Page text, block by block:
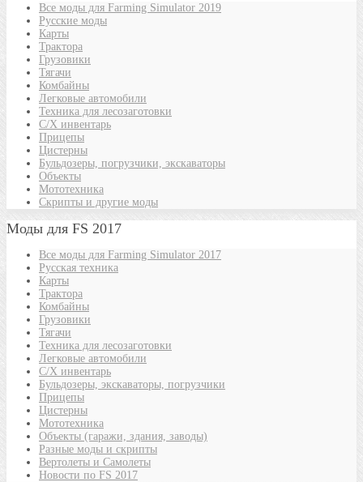
Все моды для Farming Simulator 2019
Русские моды
Карты
Трактора
Грузовики
Тягачи
Комбайны
Легковые автомобили
Техника для лесозаготовки
С/Х инвентарь
Прицепы
Цистерны
Бульдозеры, погрузчики, экскаваторы
Объекты
Мототехника
Скрипты и другие моды
Моды для FS 2017
Все моды для Farming Simulator 2017
Русская техника
Карты
Трактора
Комбайны
Грузовики
Тягачи
Техника для лесозаготовки
Легковые автомобили
С/Х инвентарь
Бульдозеры, экскаваторы, погрузчики
Прицепы
Цистерны
Мототехника
Объекты (гаражи, здания, заводы)
Разные моды и скрипты
Вертолеты и Самолеты
Новости по FS 2017